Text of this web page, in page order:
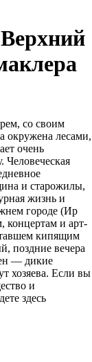
со своим
окружена лесами,
очень
Человеческая
и старожилы,
жизнь и
городе (Ир
концертам и арт-
кипящим
поздние вечера
— дикие
хозяева. Если вы
и
здесь